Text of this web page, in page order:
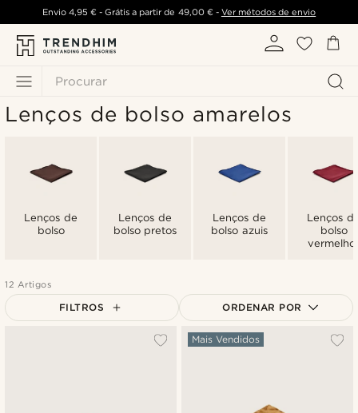
Procurar
Envio 4,95 €- Grátis a partir de 49,00 €- Ver métodos de envio
Lenços de bolso amarelos
Lenços de
bolso
Lenços de
bolso pretos
Lenços de
bolso azuis
Lenços
bolso
12 Artigos
FILTROS ORDENAR POR
Mais vendidos
Preço mais alto
Mais Vendidos